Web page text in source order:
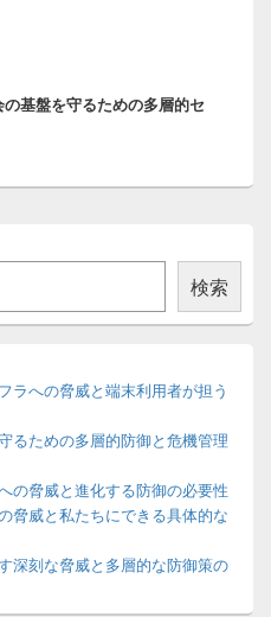
基盤を守るための多層的セ
検索
ラへの脅威と端末利用者が担う
るための多層的防御と危機管理
の脅威と進化する防御の必要性
脅威と私たちにできる具体的な
深刻な脅威と多層的な防御策の